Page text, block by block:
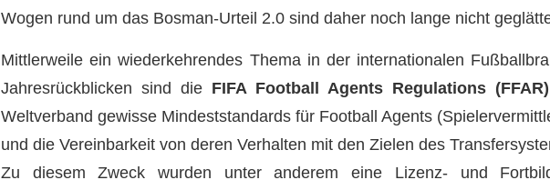
Wogen rund um das Bosman-Urteil 2.0 sind daher noch lange nicht
Mittlerweile ein wiederkehrendes Thema in der internationalen
Jahresrückblicken sind die FIFA Football Agents Regulations (FFAR)
Weltverband gewisse Mindeststandards für Football Agents
und die Vereinbarkeit von deren Verhalten mit den Zielen des
Zu diesem Zweck wurden unter anderem eine Lizenz- und